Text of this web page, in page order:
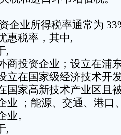
企业所得税率通常为
惠税率，其中,
,
商投资企业；设立在浦
立在国家级经济技术开
国家高新技术产业区且
业 ；能源、交通、港口
业。
,